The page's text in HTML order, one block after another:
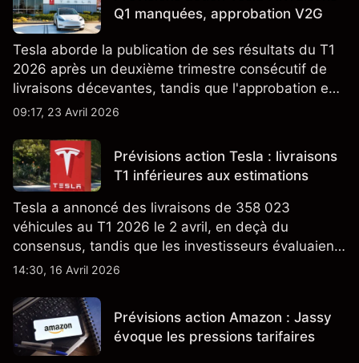
Q1 manquées, approbation V2G
Tesla aborde la publication de ses résultats du T1
2026 après un deuxième trimestre consécutif de
livraisons décevantes, tandis que l'approbation en
Californie d'un programme V2G pour le Cybertruck
énergétique.
09:17, 23 Avril 2026
Prévisions action Tesla : livraisons
T1 inférieures aux estimations
Tesla a annoncé des livraisons de 358 023
véhicules au T1 2026 le 2 avril, en deçà du
consensus, tandis que les investisseurs évaluaient
également la croissance des stocks et les projets
nouveau SUV. Découvrez les objectifs de cours
TSLA d'analystes tiers.
14:30, 16 Avril 2026
Prévisions action Amazon : Jassy
évoque les pressions tarifaires